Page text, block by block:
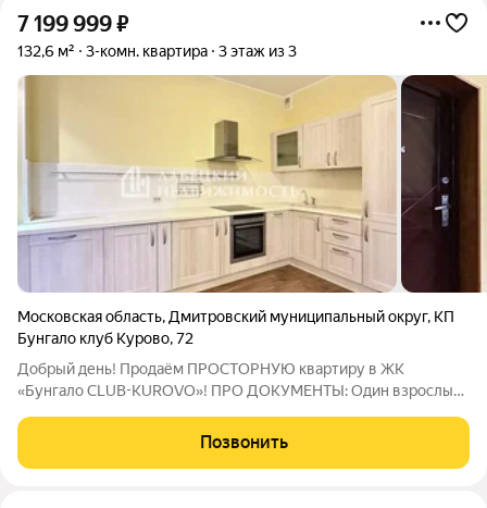
7 199 999₽
132,6 м² 3-комн. квартира 3 этаж из 3
Московская область, Дмитровский муниципальный округ, КП
Бунгало клуб Курово,72
Добрый день! Продаём ПРОСТОРНУЮ квартиру в ЖК
«Бунгало CLUB-KUROVO»! ПРО ДОКУМЕНТЫ: Один взрослый
сделку. Покажем все документы, укажем ПОЛНУЮ стоимость
в договоре. Квартира БЕЗ ПЕРЕПЛАНИРОВОК и
Позвонить